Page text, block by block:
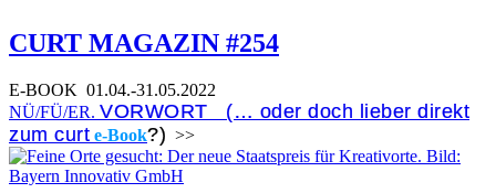
CURT MAGAZIN #254
E-BOOK 01.04.-31.05.2022
NÜ/FÜ/ER. VORWORT (… oder doch lieber direkt
zum curt e-Book?) >>